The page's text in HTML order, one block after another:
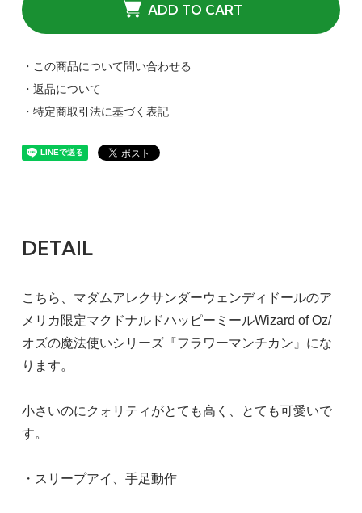
ADD TO CART
・この商品について問い合わせる
・返品について
・特定商取引法に基づく表記
DETAIL
こちら、マダムアレクサンダーウェンディドールのア
メリカ限定マクドナルドハッピーミールWizard of Oz/
オズの魔法使いシリーズ『フラワーマンチカン』にな
ります。
小さいのにクォリティがとても高く、とても可愛いで
す。
・スリープアイ、手足動作